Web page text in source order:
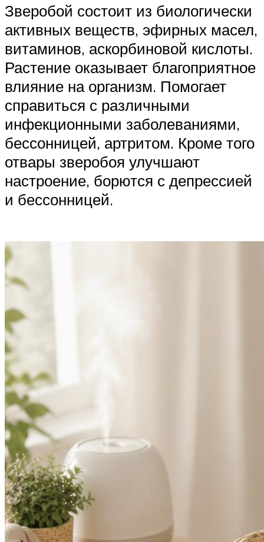
Зверобой состоит из биологически
активных веществ, эфирных масел,
витаминов, аскорбиновой кислоты.
Растение оказывает благоприятное
влияние на организм. Помогает
справиться с различными
инфекционными заболеваниями,
бессонницей, артритом. Кроме того
отвары зверобоя улучшают
настроение, борются с депрессией
и бессонницей.